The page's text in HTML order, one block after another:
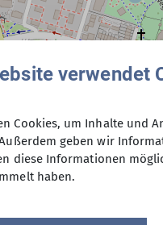
verwendet
Cookies, um Inhalte und
geben wir
diese Informationen
haben.